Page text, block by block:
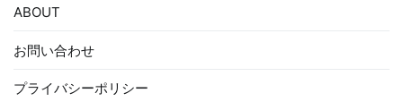
ABOUT
お問い合わせ
プライバシーポリシー